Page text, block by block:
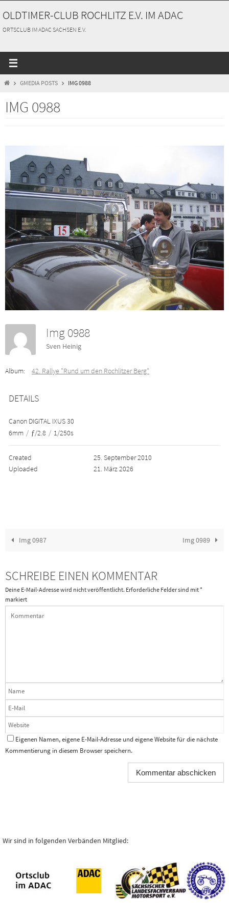
Inhalt
springen
OLDTIMER-CLUB ROCHLITZ E.V. IM ADAC
ORTSCLUB IM ADAC SACHSEN E.V.
STARTGMEDIA POSTS IMG 0988
IMG 0988
Img 0988
Sven Heinig
Album: 42. Rallye "Rund um den Rochlitzer Berg"
DETAILS
Canon DIGITAL IXUS 30
6mm / ƒ/2.8 / 1/250s
Created
25. September 2010
Uploaded
21. März 2026
Img 0987 Img 0989
SCHREIBE EINEN KOMMENTAR
Deine E-Mail-Adresse wird nicht veröffentlicht. Erforderliche Felder sind mit*
markiert
Eigenen Namen, eigene E-Mail-Adresse und eigene Website für die nächste
Kommentierung in diesem Browser speichern.
Wir sind in folgenden Verbänden Mitglied: